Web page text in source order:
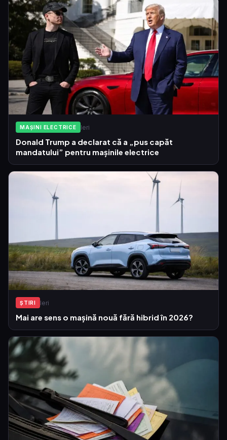
MAȘINI ELECTRICE Ieri
Donald Trump a declarat că a „pus capăt
mandatului” pentru mașinile electrice
ŞTIRI Ieri
Mai are sens o mașină nouă fără hibrid în 2026?